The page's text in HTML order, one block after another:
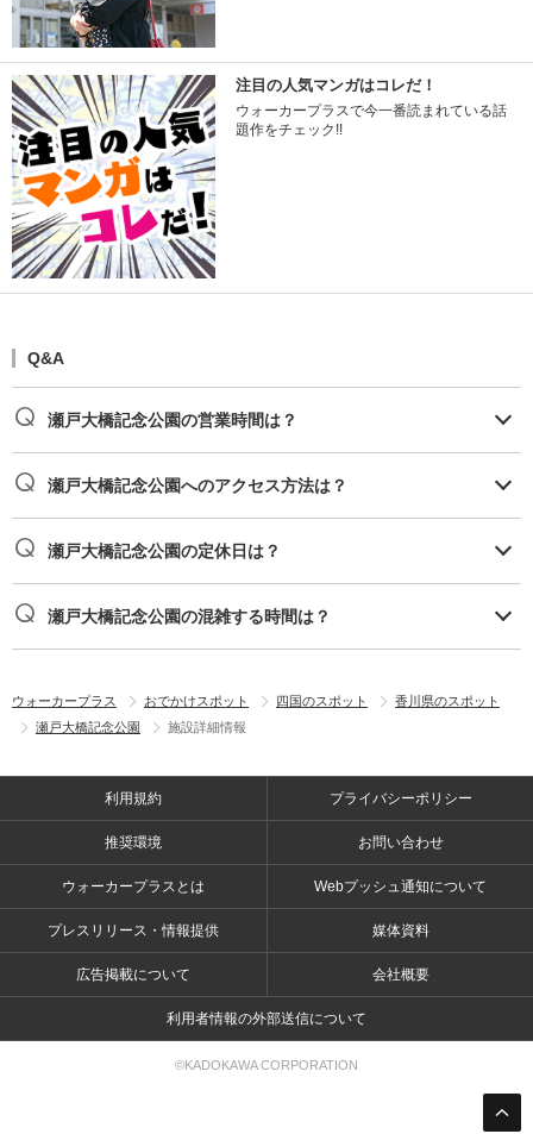
注目の人気マンガはコレだ！
ウォーカープラスで今一番読まれている話
題作をチェック!!
Q&A
瀬戸大橋記念公園の営業時間は？
瀬戸大橋記念公園へのアクセス方法は？
瀬戸大橋記念公園の定休日は？
瀬戸大橋記念公園の混雑する時間は？
ウォーカープラス おでかけスポット 四国のスポット
香川県のスポット
瀬戸大橋記念公園
施設詳細情報
利用規約 プライバシーポリシー
推奨環境 お問い合わせ
ウォーカープラスとは Webプッシュ通知について
プレスリリース・情報提供 媒体資料
広告掲載について 会社概要
利用者情報の外部送信について
©KADOKAWA CORPORATION